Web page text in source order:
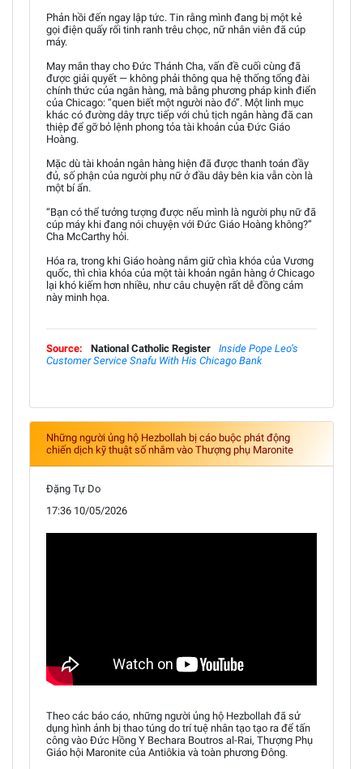
Phản hồi đến ngay lập tức. Tin rằng mình đang bị một kẻ
gọi điện quấy rối tinh ranh trêu chọc, nữ nhân viên đã cúp
máy.
May mắn thay cho Đức Thánh Cha, vấn đề cuối cùng đã
được giải quyết — không phải thông qua hệ thống tổng đài
chính thức của ngân hàng, mà bằng phương pháp kinh điển
của Chicago: “quen biết một người nào đó”. Một linh mục
khác có đường dây trực tiếp với chủ tịch ngân hàng đã can
thiệp để gỡ bỏ lệnh phong tỏa tài khoản của Đức Giáo
Hoàng.
Mặc dù tài khoản ngân hàng hiện đã được thanh toán đầy
đủ, số phận của người phụ nữ ở đầu dây bên kia vẫn còn là
một bí ẩn.
“Bạn có thể tưởng tượng được nếu mình là người phụ nữ đã
cúp máy khi đang nói chuyện với Đức Giáo Hoàng không?”
Cha McCarthy hỏi.
Hóa ra, trong khi Giáo hoàng nắm giữ chìa khóa của Vương
quốc, thì chìa khóa của một tài khoản ngân hàng ở Chicago
lại khó kiếm hơn nhiều, như câu chuyện rất dễ đồng cảm
này minh họa.
Source: National Catholic Register
Inside Pope Leo’s
Customer Service Snafu With His Chicago Bank
Những người ủng hộ Hezbollah bị cáo buộc phát động
chiến dịch kỹ thuật số nhắm vào Thượng phụ Maronite
Đặng Tự Do
17:36 10/05/2026
Theo các báo cáo, những người ủng hộ Hezbollah đã sử
dụng hình ảnh bị thao túng do trí tuệ nhân tạo tạo ra để tấn
công vào Đức Hồng Y Bechara Boutros al-Rai, Thượng Phụ
Giáo hội Maronite của Antiôkia và toàn phương Đông.